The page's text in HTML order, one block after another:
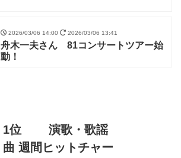
2026/03/06 14:00 2026/03/06 13:41
舟木一夫さん 81コンサートツアー始
動！
1位
演歌・歌謡
曲 週間ヒットチャー